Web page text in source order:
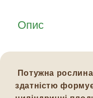
Опис
Потужна
здатністю